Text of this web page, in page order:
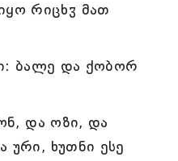
რიცხჳ მათ
ბალე და ქობორ
და ოზი, და
ხუთნი ესე